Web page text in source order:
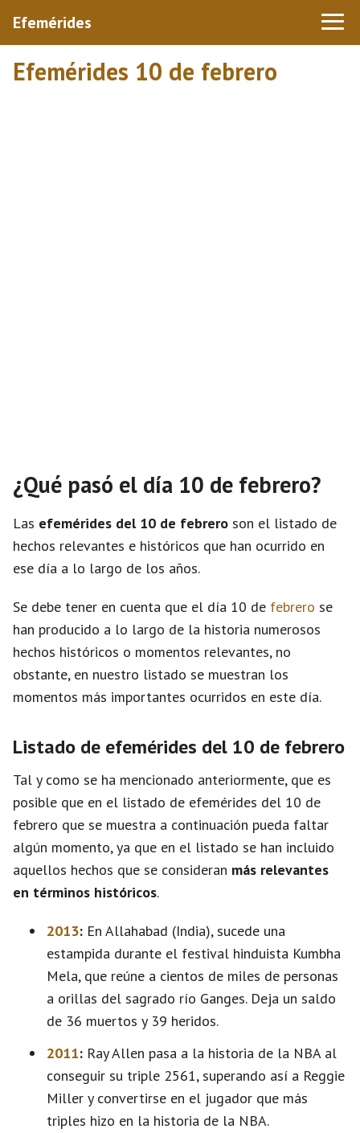
Efemérides
Efemérides 10 de febrero
¿Qué pasó el día 10 de febrero?
Las efemérides del 10 de febrero son el listado de
hechos relevantes e históricos que han ocurrido en
ese día a lo largo de los años.
Se debe tener en cuenta que el día 10 de febrero se
han producido a lo largo de la historia numerosos
hechos históricos o momentos relevantes, no
obstante, en nuestro listado se muestran los
momentos más importantes ocurridos en este día.
Listado de efemérides del 10 de febrero
Tal y como se ha mencionado anteriormente, que es
posible que en el listado de efemérides del 10 de
febrero que se muestra a continuación pueda faltar
algún momento, ya que en el listado se han incluido
aquellos hechos que se consideran más relevantes
en términos históricos.
2013: En Allahabad (India), sucede una
estampida durante el festival hinduista Kumbha
Mela, que reúne a cientos de miles de personas
a orillas del sagrado río Ganges. Deja un saldo
de 36 muertos y 39 heridos.
2011: Ray Allen pasa a la historia de la NBA al
conseguir su triple 2561, superando así a Reggie
Miller y convertirse en el jugador que más
triples hizo en la historia de la NBA.